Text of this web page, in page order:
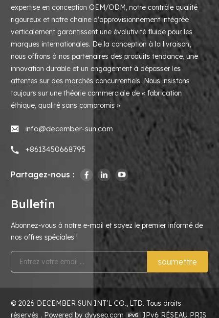
expertise en conception OEM/ODM, notre contrôle qualité
rigoureux et notre chaîne d'approvisionnement intégrée
verticalement garantissent une évolutivité fluide pour les
marques internationales. De la conception à la livraison,
nous offrons à nos partenaires des produits tendance, une
innovation durable et un engagement à dépasser les
attentes sur des marchés concurrentiels. Nous insistons
toujours sur une théorie commerciale de « fabrication
éthique, qualité sans compromis ».
info@december-sun.com
+8613450668795
Partagez-nous :
Bulletin
Abonnez-vous à notre e-mail et soyez le premier informé de
nos offres spéciales !
soumettre
© 2026 DECEMBER SUN INT'L CO., LTD. Tous droits
réservés . Powered by dyyseo.com
IPv6 RÉSEAU PRIS